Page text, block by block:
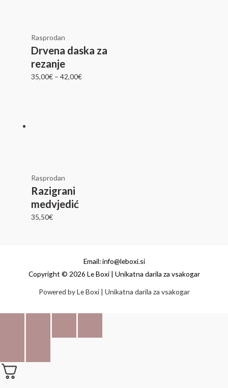
Rasprodan
Drvena daska za
rezanje
35,00€ –42,00€
Rasprodan
Razigrani
medvjedić
35,50€
Email: info@leboxi.si
Copyright © 2026 Le Boxi | Unikatna darila za vsakogar
Powered by Le Boxi | Unikatna darila za vsakogar